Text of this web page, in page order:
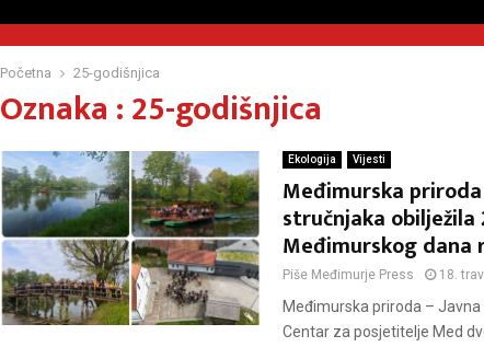
Početna 25-godišnjica
Oznaka : 25-godišnjica
Ekologija Vijesti
Međimurska
stručnjaka obilježila
Međimurskog dana
Piše Međimurje Press 18.
Međimurska priroda –
Centar za posjetitelje Med